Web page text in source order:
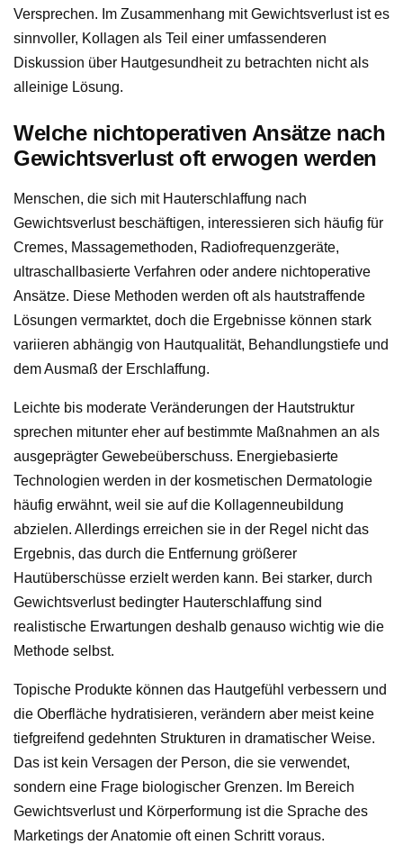
Versprechen. Im Zusammenhang mit Gewichtsverlust ist es
sinnvoller, Kollagen als Teil einer umfassenderen
Diskussion über Hautgesundheit zu betrachten nicht als
alleinige Lösung.
Welche nichtoperativen Ansätze nach
Gewichtsverlust oft erwogen werden
Menschen, die sich mit Hauterschlaffung nach
Gewichtsverlust beschäftigen, interessieren sich häufig für
Cremes, Massagemethoden, Radiofrequenzgeräte,
ultraschallbasierte Verfahren oder andere nichtoperative
Ansätze. Diese Methoden werden oft als hautstraffende
Lösungen vermarktet, doch die Ergebnisse können stark
variieren abhängig von Hautqualität, Behandlungstiefe und
dem Ausmaß der Erschlaffung.
Leichte bis moderate Veränderungen der Hautstruktur
sprechen mitunter eher auf bestimmte Maßnahmen an als
ausgeprägter Gewebeüberschuss. Energiebasierte
Technologien werden in der kosmetischen Dermatologie
häufig erwähnt, weil sie auf die Kollagenneubildung
abzielen. Allerdings erreichen sie in der Regel nicht das
Ergebnis, das durch die Entfernung größerer
Hautüberschüsse erzielt werden kann. Bei starker, durch
Gewichtsverlust bedingter Hauterschlaffung sind
realistische Erwartungen deshalb genauso wichtig wie die
Methode selbst.
Topische Produkte können das Hautgefühl verbessern und
die Oberfläche hydratisieren, verändern aber meist keine
tiefgreifend gedehnten Strukturen in dramatischer Weise.
Das ist kein Versagen der Person, die sie verwendet,
sondern eine Frage biologischer Grenzen. Im Bereich
Gewichtsverlust und Körperformung ist die Sprache des
Marketings der Anatomie oft einen Schritt voraus.